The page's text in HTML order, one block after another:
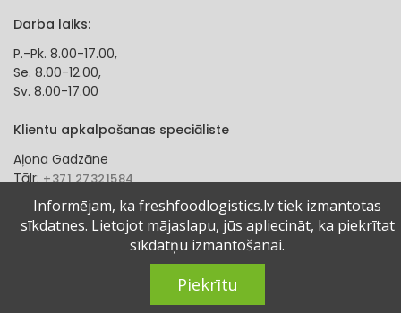
Darba laiks:
P.-Pk. 8.00-17.00,
Se. 8.00-12.00,
Sv. 8.00-17.00
Klientu apkalpošanas speciāliste
Aļona Gadzāne
Tālr:+371 27321584
e-pasts: alona.gadzane@freshfoodlogistics.lv
© 2024 Fresh Food Logistics SIA. Visas tiesības aizsargātas.
Informējam, ka freshfoodlogistics.lv tiek izmantotas
sīkdatnes. Lietojot mājaslapu, jūs apliecināt, ka piekrītat
sīkdatņu izmantošanai.
Piekrītu